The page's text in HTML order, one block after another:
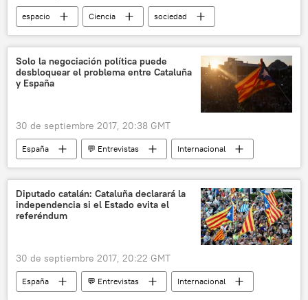
espacio Ciencia
sociedad
💢 Insólito
🎭 Arte y cultura
EEUU
Scott Kelly
Buzz Aldrin
NASA
noticias
Solo la negociación política puede
desbloquear el problema entre Cataluña
y España
30 de septiembre 2017, 20:38 GMT
España 💬 Entrevistas
Internacional
💬 Opinión y Análisis
Referéndum en Cataluña (2017)
Cataluña
Constitución de España
estatuto
noticias
Diputado catalán: Cataluña declarará la
independencia si el Estado evita el
referéndum
30 de septiembre 2017, 20:22 GMT
España 💬 Entrevistas
Internacional